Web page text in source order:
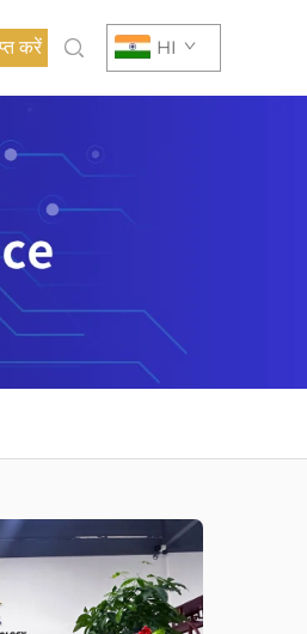
करें HI